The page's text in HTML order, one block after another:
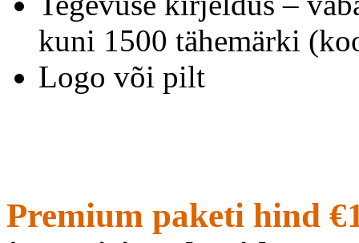
kuni 1500 tähemärki
Logo või pilt
Premium paketi hind